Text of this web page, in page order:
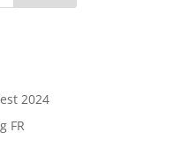
2024
FR